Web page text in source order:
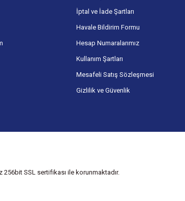
İptal ve İade Şartları
Havale Bildirim Formu
Hesap Numaralarımız
Kullanım Şartları
Mesafeli Satış Sözleşmesi
Gizlilik ve Güvenlik
256bit SSL sertifikası ile korunmaktadır.